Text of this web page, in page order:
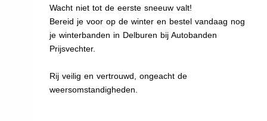
Wacht niet tot de eerste sneeuw valt!
Bereid je voor op de winter en bestel vandaag nog
je winterbanden in Delburen bij Autobanden
Prijsvechter.
Rij veilig en vertrouwd, ongeacht de
weersomstandigheden.